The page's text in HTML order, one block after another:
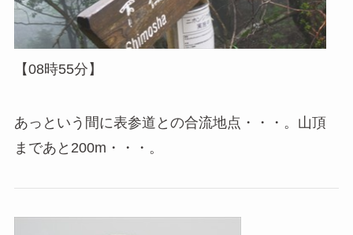
【08時55分】
あっという間に表参道との合流地点・・・。山頂
まであと200m・・・。